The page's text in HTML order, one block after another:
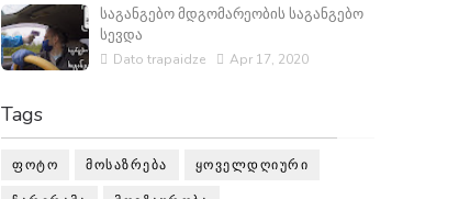
საგანგებო მდგომარეობის საგანგებო
სევდა
Dato trapaidze Apr 17, 2020
Tags
ᲤᲝᲢᲝ ᲛᲝᲡᲐᲖᲠᲔᲑᲐ ᲧᲝᲕᲔᲚᲓᲦᲘᲣᲠᲘ